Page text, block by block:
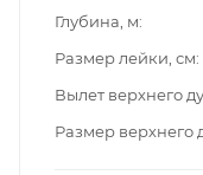
Глубина, м
Размер лейки, см
Вылет верхнего
Размер верхнего